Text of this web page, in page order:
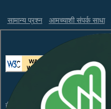
सामान्य प्रश्न आमच्याशी संपर्क साधा
ही वेबसाइट WCAG 2.1 लेव्हल AA